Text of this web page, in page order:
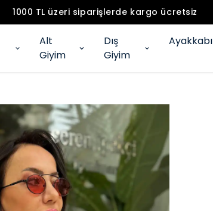
1000 TL üzeri siparişlerde kargo ücretsiz
Alt
Giyim
Dış
Giyim
Ayakkabı